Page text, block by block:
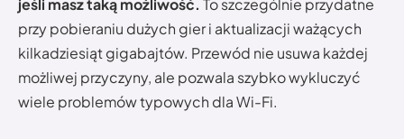
jeśli masz taką możliwość. To szczególnie przydatne
przy pobieraniu dużych gier i aktualizacji ważących
kilkadziesiąt gigabajtów. Przewód nie usuwa każdej
możliwej przyczyny, ale pozwala szybko wykluczyć
wiele problemów typowych dla Wi-Fi.